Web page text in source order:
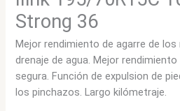
Strong 36
Mejor rendimiento de agarre de
drenaje de agua. Mejor
segura. Función de expulsion de
los pinchazos. Largo kilómetraje.